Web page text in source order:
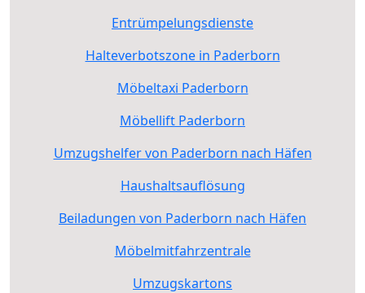
Entrümpelungsdienste
Halteverbotszone in Paderborn
Möbeltaxi Paderborn
Möbellift Paderborn
Umzugshelfer von Paderborn nach Häfen
Haushaltsauflösung
Beiladungen von Paderborn nach Häfen
Möbelmitfahrzentrale
Umzugskartons